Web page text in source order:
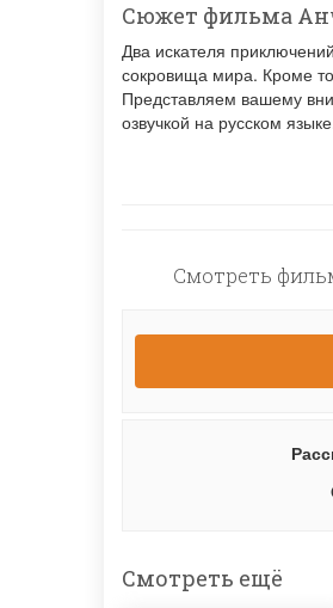
Сюжет фильма
Два искателя
сокровища мира. Кроме
Представляем вашему
озвучкой на русском
Смотреть
Смотреть ещё